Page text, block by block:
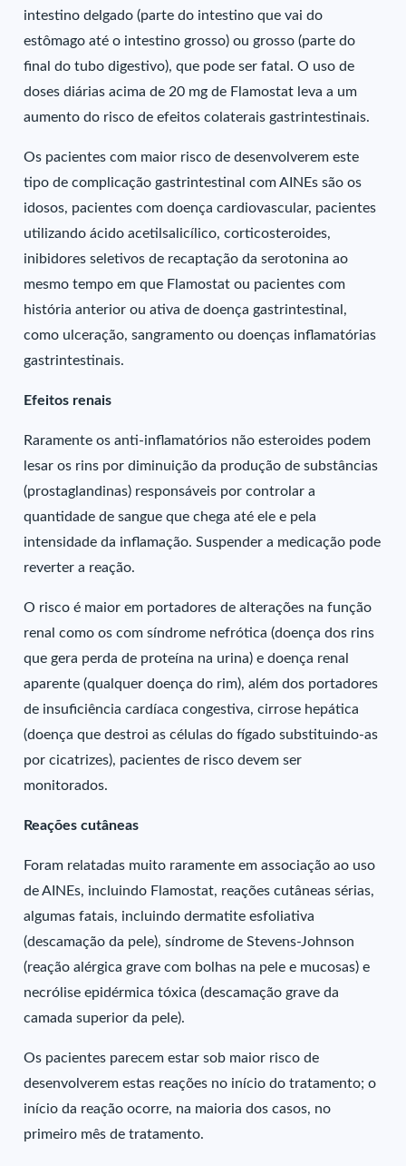
intestino delgado (parte do intestino que vai do
estômago até o intestino grosso) ou grosso (parte do
final do tubo digestivo), que pode ser fatal. O uso de
doses diárias acima de 20 mg de Flamostat leva a um
aumento do risco de efeitos colaterais gastrintestinais.
Os pacientes com maior risco de desenvolverem este
tipo de complicação gastrintestinal com AINEs são os
idosos, pacientes com doença cardiovascular, pacientes
utilizando ácido acetilsalicílico, corticosteroides,
inibidores seletivos de recaptação da serotonina ao
mesmo tempo em que Flamostat ou pacientes com
história anterior ou ativa de doença gastrintestinal,
como ulceração, sangramento ou doenças inflamatórias
gastrintestinais.
Efeitos renais
Raramente os anti-inflamatórios não esteroides podem
lesar os rins por diminuição da produção de substâncias
(prostaglandinas) responsáveis por controlar a
quantidade de sangue que chega até ele e pela
intensidade da inflamação. Suspender a medicação pode
reverter a reação.
O risco é maior em portadores de alterações na função
renal como os com síndrome nefrótica (doença dos rins
que gera perda de proteína na urina) e doença renal
aparente (qualquer doença do rim), além dos portadores
de insuficiência cardíaca congestiva, cirrose hepática
(doença que destroi as células do fígado substituindo-as
por cicatrizes), pacientes de risco devem ser
monitorados.
Reações cutâneas
Foram relatadas muito raramente em associação ao uso
de AINEs, incluindo Flamostat, reações cutâneas sérias,
algumas fatais, incluindo dermatite esfoliativa
(descamação da pele), síndrome de Stevens-Johnson
(reação alérgica grave com bolhas na pele e mucosas) e
necrólise epidérmica tóxica (descamação grave da
camada superior da pele).
Os pacientes parecem estar sob maior risco de
desenvolverem estas reações no início do tratamento; o
início da reação ocorre, na maioria dos casos, no
primeiro mês de tratamento.